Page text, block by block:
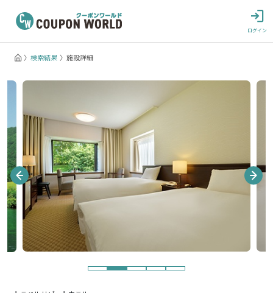
ログイン
検索結果 施設詳細